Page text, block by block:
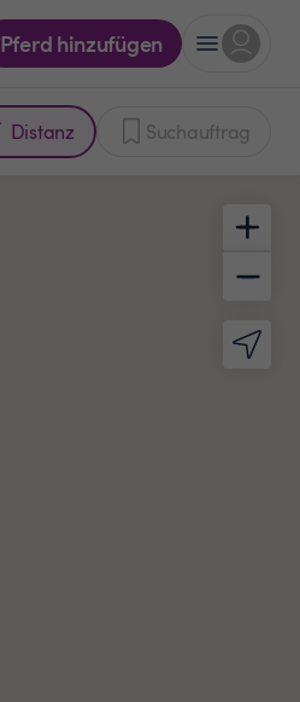
Pferd hinzufügen
Distanz Suchauftrag